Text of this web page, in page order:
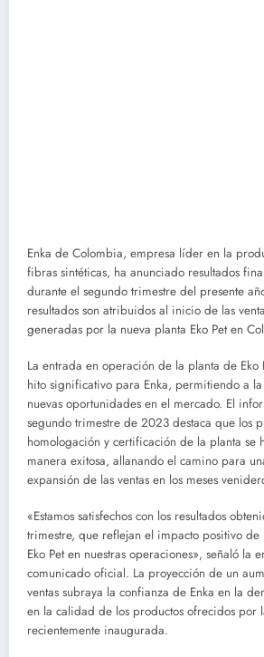
Enka de Colombia, empresa líder en la
fibras sintéticas, ha anunciado resultados
durante el segundo trimestre del presente
resultados son atribuidos al inicio de las
generadas por la nueva planta Eko Pet en
La entrada en operación de la planta de Eko
hito significativo para Enka, permitiendo a
nuevas oportunidades en el mercado. El
segundo trimestre de 2023 destaca que los
homologación y certificación de la planta se
manera exitosa, allanando el camino para
expansión de las ventas en los meses
«Estamos satisfechos con los resultados
trimestre, que reflejan el impacto positivo de
Eko Pet en nuestras operaciones», señaló la
comunicado oficial. La proyección de un
ventas subraya la confianza de Enka en la
en la calidad de los productos ofrecidos por
recientemente inaugurada.